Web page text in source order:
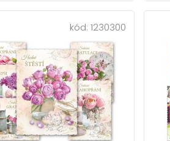
v balení: 100
kód: 1230300